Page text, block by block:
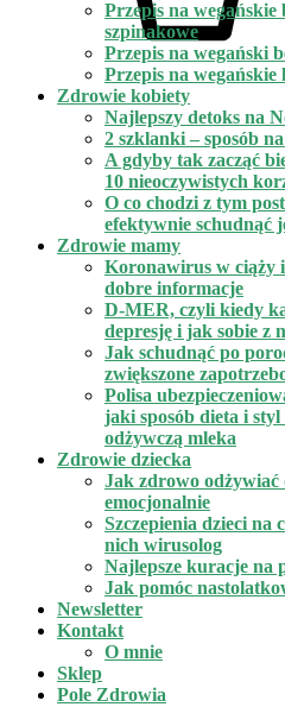
Przepis na wegańskie
szpinakowe
Przepis na wegański
Przepis na wegańskie
Zdrowie kobiety
Najlepszy detoks na
2 szklanki – sposób
A gdyby tak zacząć
10 nieoczywistych
O co chodzi z tym
efektywnie schudnąć
Zdrowie mamy
Koronawirus w ciąży
dobre informacje
D-MER, czyli kiedy
depresję i jak sobie z
Jak schudnąć po
zwiększone
Polisa
jaki sposób dieta i
odżywczą mleka
Zdrowie dziecka
Jak zdrowo odżywiać
emocjonalnie
Szczepienia dzieci na
nich wirusolog
Najlepsze kuracje na
Jak pomóc
Newsletter
Kontakt
O mnie
Sklep
Pole Zdrowia